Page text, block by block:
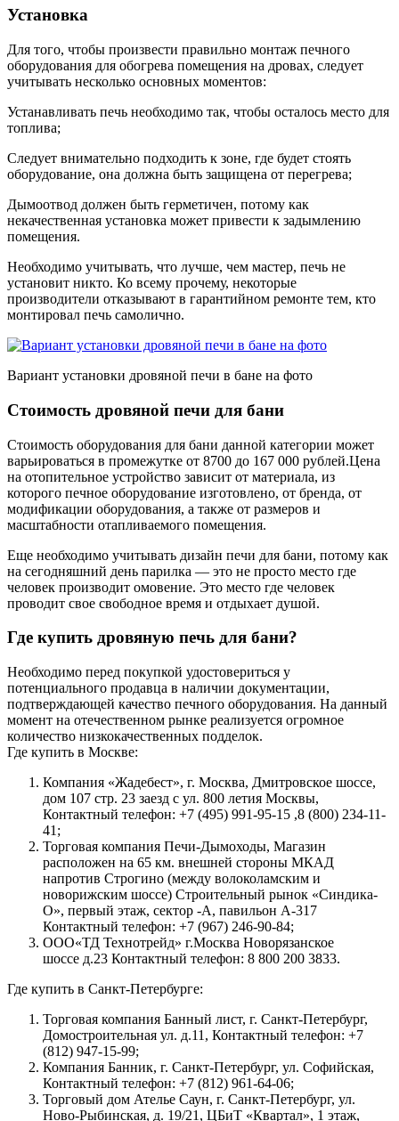
Установка
Для того, чтобы произвести правильно монтаж печного
оборудования для обогрева помещения на дровах, следует
учитывать несколько основных моментов:
Устанавливать печь необходимо так, чтобы осталось место для
топлива;
Следует внимательно подходить к зоне, где будет стоять
оборудование, она должна быть защищена от перегрева;
Дымоотвод должен быть герметичен, потому как
некачественная установка может привести к задымлению
помещения.
Необходимо учитывать, что лучше, чем мастер, печь не
установит никто. Ко всему прочему, некоторые
производители отказывают в гарантийном ремонте тем, кто
монтировал печь самолично.
Вариант установки дровяной печи в бане на фото
Стоимость дровяной печи для бани
Стоимость оборудования для бани данной категории может
варьироваться в промежутке от 8700 до 167 000 рублей.Цена
на отопительное устройство зависит от материала, из
которого печное оборудование изготовлено, от бренда, от
модификации оборудования, а также от размеров и
масштабности отапливаемого помещения.
Еще необходимо учитывать дизайн печи для бани, потому как
на сегодняшний день парилка — это не просто место где
человек производит омовение. Это место где человек
проводит свое свободное время и отдыхает душой.
Где купить дровяную печь для бани?
Необходимо перед покупкой удостовериться у
потенциального продавца в наличии документации,
подтверждающей качество печного оборудования. На данный
момент на отечественном рынке реализуется огромное
количество низкокачественных подделок.
Где купить в Москве:
Компания «Жадебест», г. Москва, Дмитровское шоссе,
дом 107 стр. 23 заезд с ул. 800 летия Москвы,
Контактный телефон: +7 (495) 991-95-15 ,8 (800) 234-11-
41;
Торговая компания Печи-Дымоходы, Магазин
расположен на 65 км. внешней стороны МКАД
напротив Строгино (между волоколамским и
новорижским шоссе) Строительный рынок «Синдика-
О», первый этаж, сектор -А, павильон А-317
Контактный телефон: +7 (967) 246-90-84;
ООО«ТД Технотрейд» г.Москва Новорязанское
шоссе д.23 Контактный телефон: 8 800 200 3833.
Где купить в Санкт-Петербурге:
Торговая компания Банный лист, г. Санкт-Петербург,
Домостроительная ул. д.11, Контактный телефон: +7
(812) 947-15-99;
Компания Банник, г. Санкт-Петербург, ул. Софийская,
Контактный телефон: +7 (812) 961-64-06;
Торговый дом Ателье Саун, г. Санкт-Петербург, ул.
Ново-Рыбинская, д. 19/21, ЦБиТ «Квартал», 1 этаж,